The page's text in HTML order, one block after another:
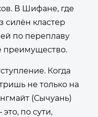
В Шифане, где
силён кластер
по переплаву
преимущество.
Когда
не только на
(Сычуань)
по сути,